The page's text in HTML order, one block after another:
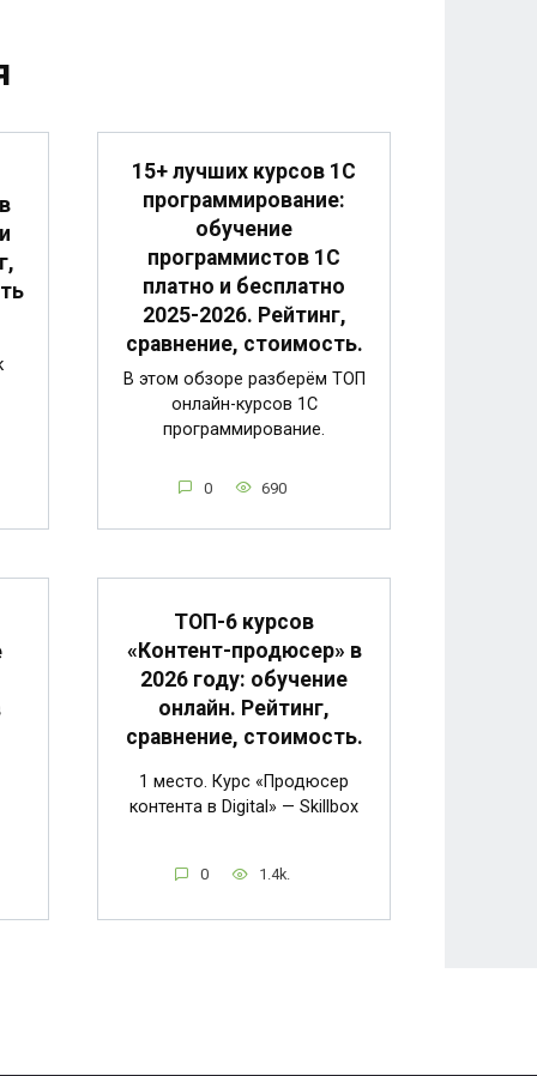
15+ лучших курсов 1С
программирование:
обучение
программистов 1С
платно и бесплатно
2025-2026. Рейтинг,
сравнение, стоимость.
В этом обзоре разберём ТОП
онлайн-курсов 1С
программирование.
0 690
ТОП-6 курсов
«Контент-продюсер» в
2026 году: обучение
онлайн. Рейтинг,
сравнение, стоимость.
1 место. Курс «Продюсер
контента в Digital» — Skillbox
0 1.4k.